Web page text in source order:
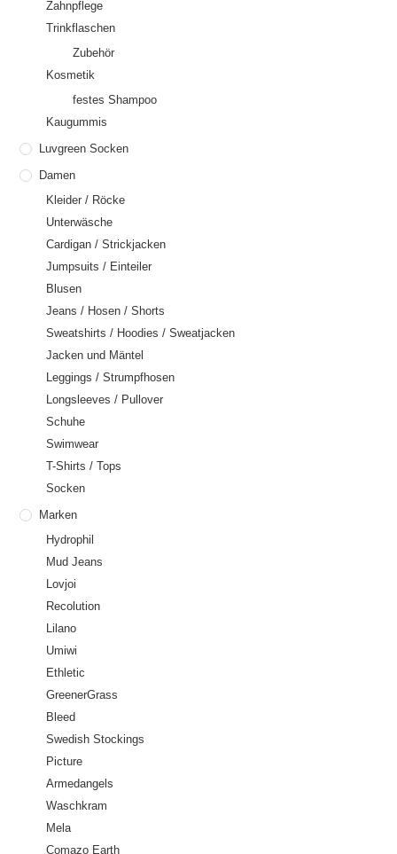
Zahnpflege
Trinkflaschen
Zubehör
Kosmetik
festes Shampoo
Kaugummis
Luvgreen Socken
Damen
Kleider / Röcke
Unterwäsche
Cardigan / Strickjacken
Jumpsuits / Einteiler
Blusen
Jeans / Hosen / Shorts
Sweatshirts / Hoodies / Sweatjacken
Jacken und Mäntel
Leggings / Strumpfhosen
Longsleeves / Pullover
Schuhe
Swimwear
T-Shirts / Tops
Socken
Marken
Hydrophil
Mud Jeans
Lovjoi
Recolution
Lilano
Umiwi
Ethletic
GreenerGrass
Bleed
Swedish Stockings
Picture
Armedangels
Waschkram
Mela
Comazo Earth